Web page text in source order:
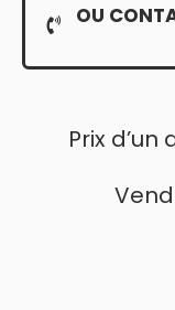
OU
Prix